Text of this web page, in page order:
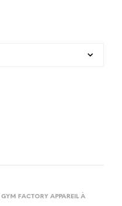
GYM FACTORY APPAREIL À